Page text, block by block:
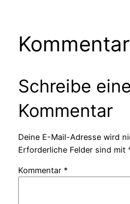
Schreibe
Kommentar
Deine E-Mail-Adresse wird
Erforderliche Felder sind mit
Kommentar *